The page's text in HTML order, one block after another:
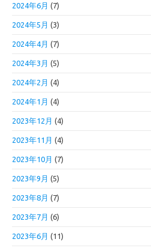
2024年6月 (7)
2024年5月 (3)
2024年4月 (7)
2024年3月 (5)
2024年2月 (4)
2024年1月 (4)
2023年12月 (4)
2023年11月 (4)
2023年10月 (7)
2023年9月 (5)
2023年8月 (7)
2023年7月 (6)
2023年6月 (11)